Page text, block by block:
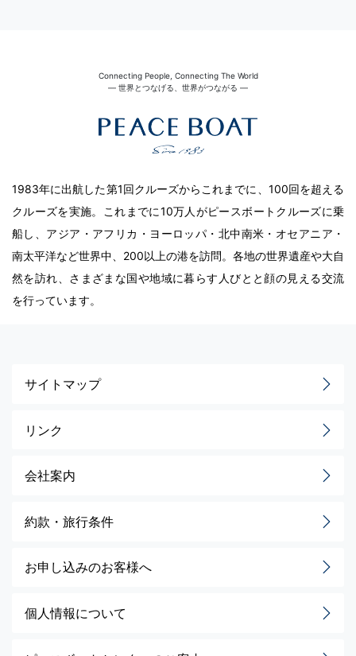
Connecting People, Connecting The World
― 世界とつなげる、世界がつながる ―
1983年に出航した第1回クルーズからこれまでに、100回を超える
クルーズを実施。これまでに10万人がピースボートクルーズに乗
船し、アジア・アフリカ・ヨーロッパ・北中南米・オセアニア・
南太平洋など世界中、200以上の港を訪問。各地の世界遺産や大自
然を訪れ、さまざまな国や地域に暮らす人びとと顔の見える交流
を行っています。
サイトマップ
リンク
会社案内
約款・旅行条件
お申し込みのお客様へ
個人情報について